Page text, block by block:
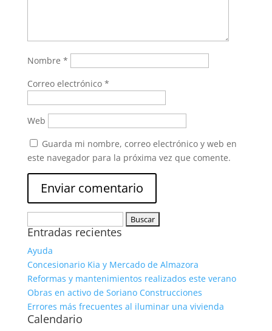
Nombre *
Correo electrónico *
Web
Guarda mi nombre, correo electrónico y web en
este navegador para la próxima vez que comente.
Entradas recientes
Ayuda
Concesionario Kia y Mercado de Almazora
Reformas y mantenimientos realizados este verano
Obras en activo de Soriano Construcciones
Errores más frecuentes al iluminar una vivienda
Calendario